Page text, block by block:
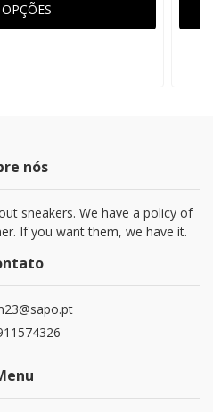
nós
sneakers. We have a policy of
If you want them, we have it.